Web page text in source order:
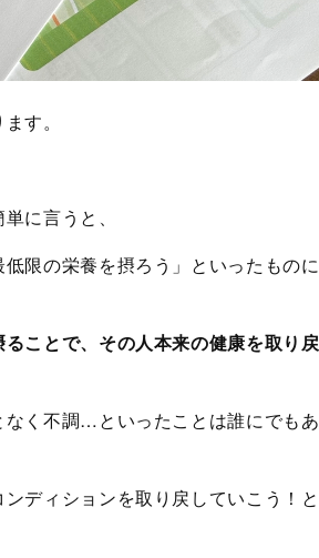
す。
に言うと、
限の栄養を摂ろう」といったものに
ことで、その人本来の健康を取り戻
く不調…といったことは誰にでもあ
ディションを取り戻していこう！と